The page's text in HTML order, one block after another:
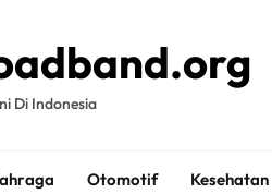
Di Indonesia
Otomotif Kesehatan